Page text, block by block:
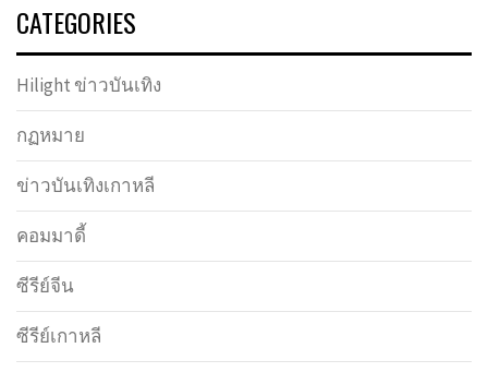
CATEGORIES
Hilight ข่าวบันเทิง
กฏหมาย
ข่าวบันเทิงเกาหลี
คอมมาดี้
ซีรีย์จีน
ซีรีย์เกาหลี